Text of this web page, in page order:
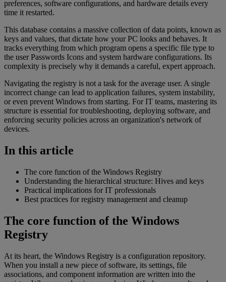
preferences, software configurations, and hardware details every
time it restarted.
This database contains a massive collection of data points, known as
keys and values, that dictate how your PC looks and behaves. It
tracks everything from which program opens a specific file type to
the user Passwords Icons and system hardware configurations. Its
complexity is precisely why it demands a careful, expert approach.
Navigating the registry is not a task for the average user. A single
incorrect change can lead to application failures, system instability,
or even prevent Windows from starting. For IT teams, mastering its
structure is essential for troubleshooting, deploying software, and
enforcing security policies across an organization's network of
devices.
In this article
The core function of the Windows Registry
Understanding the hierarchical structure: Hives and keys
Practical implications for IT professionals
Best practices for registry management and cleanup
The core function of the Windows
Registry
At its heart, the Windows Registry is a configuration repository.
When you install a new piece of software, its settings, file
associations, and component information are written into the